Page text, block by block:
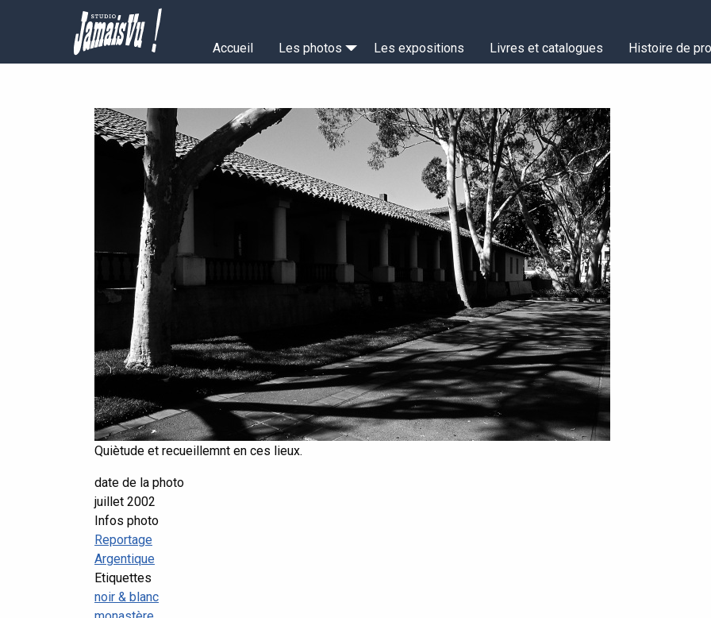
principal
Navigation
principale
Accueil Les photos Les expositions Livres et catalogues Histoire de
Quiètude et recueillemnt en ces lieux.
date de la photo
juillet 2002
Infos photo
Reportage
Argentique
Etiquettes
noir & blanc